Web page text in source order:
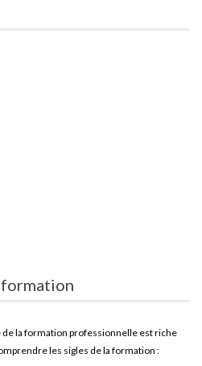
formation
de la formation professionnelle est riche
les sigles de la formation :